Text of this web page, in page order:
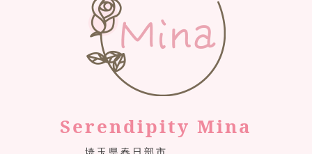
Serendipity Mina
埼玉県春日部市